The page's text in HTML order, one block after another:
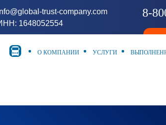
8-
trust-company.com
1648052554
О КОМПАНИИ УСЛУГИ